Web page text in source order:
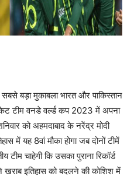
बड़ा मुकाबला भारत और पाकिस्तान
टीम वनडे वर्ल्ड कप 2023 में अपना
को अहमदाबाद के नरेंद्र मोदी
में यह 8वां मौका होगा जब दोनों टीमें
चाहेगी कि उसका पुराना रिकॉर्ड
खराब इतिहास को बदलने की कोशिश में